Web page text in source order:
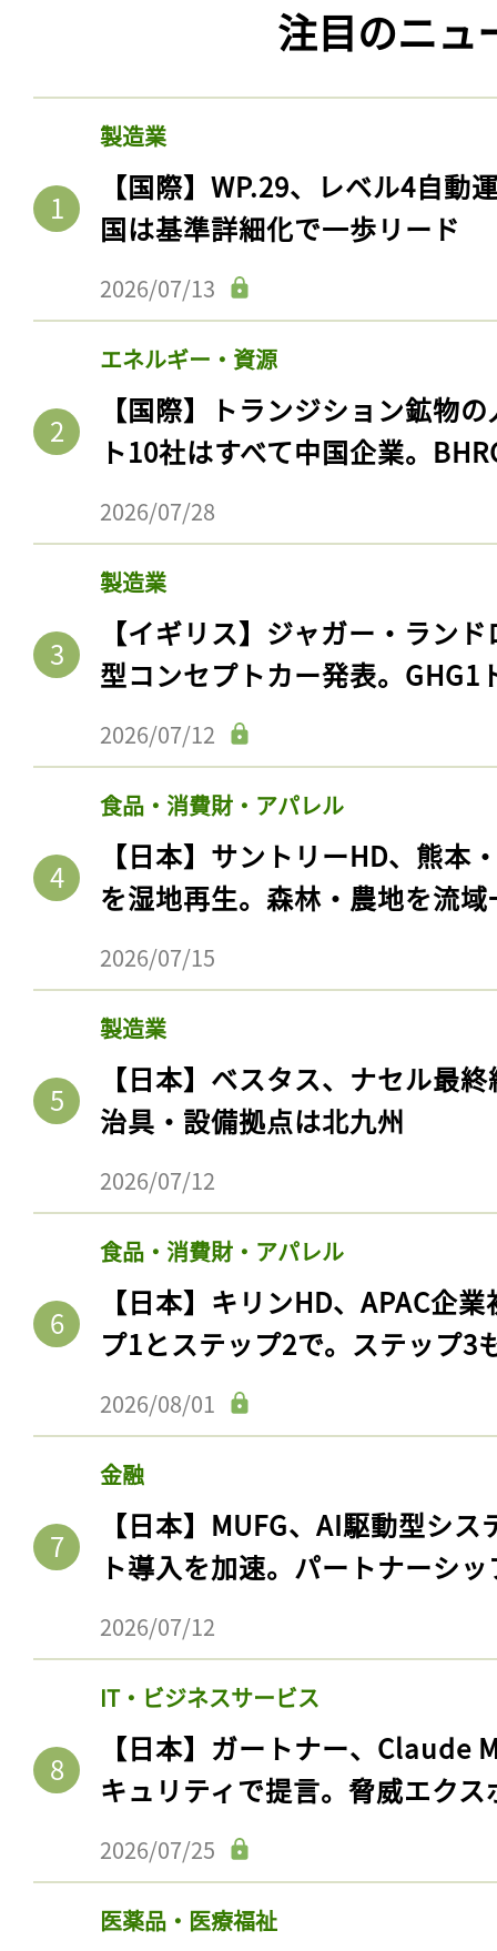
注目のニュ
製造業
【国際】WP.29、レベル4自動
国は基準詳細化で一歩リード
2026/07/13
エネルギー・資源
【国際】トランジション鉱物
ト10社はすべて中国企業。
2026/07/28
製造業
【イギリス】ジャガー・ラン
型コンセプトカー発表。GHG1
2026/07/12
食品・消費財・アパレル
【日本】サントリーHD、熊本
を湿地再生。森林・農地を流
2026/07/15
製造業
【日本】ベスタス、ナセル最
治具・設備拠点は北九州
2026/07/12
食品・消費財・アパレル
【日本】キリンHD、APAC企
プ1とステップ2で。ステップ3
2026/08/01
金融
【日本】MUFG、AI駆動型シ
ト導入を加速。パートナーシ
2026/07/12
IT・ビジネスサービス
【日本】ガートナー、Claude
キュリティで提言。脅威エク
2026/07/25
医薬品・医療福祉